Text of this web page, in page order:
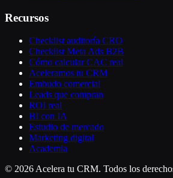
Recursos
Checklist auditoría CRO
Checklist Meta Ads B2B
Cómo calcular CAC real
Aceleramos tu CRM
Embudo comercial
Leads que compran
ROI real
BI con IA
Estudio de mercado
Marketing digital
Academia
© 2026 Acelera tu CRM. Todos los